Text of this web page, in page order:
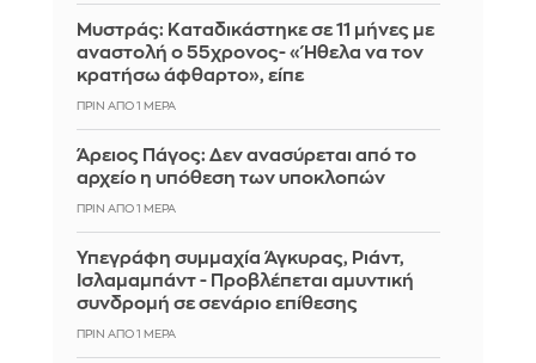
Μυστράς: Καταδικάστηκε σε 11 μήνες με
αναστολή ο 55χρονος- «Ήθελα να τον
κρατήσω άφθαρτο», είπε
ΠΡΙΝ ΑΠΌ 1 ΜΈΡΑ
Άρειος Πάγος: Δεν ανασύρεται από το
αρχείο η υπόθεση των υποκλοπών
ΠΡΙΝ ΑΠΌ 1 ΜΈΡΑ
Υπεγράφη συμμαχία Άγκυρας, Ριάντ,
Ισλαμαμπάντ - Προβλέπεται αμυντική
συνδρομή σε σενάριο επίθεσης
ΠΡΙΝ ΑΠΌ 1 ΜΈΡΑ